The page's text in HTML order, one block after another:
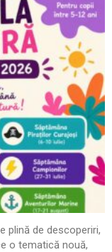
plină de descoperiri,
o tematică nouă,